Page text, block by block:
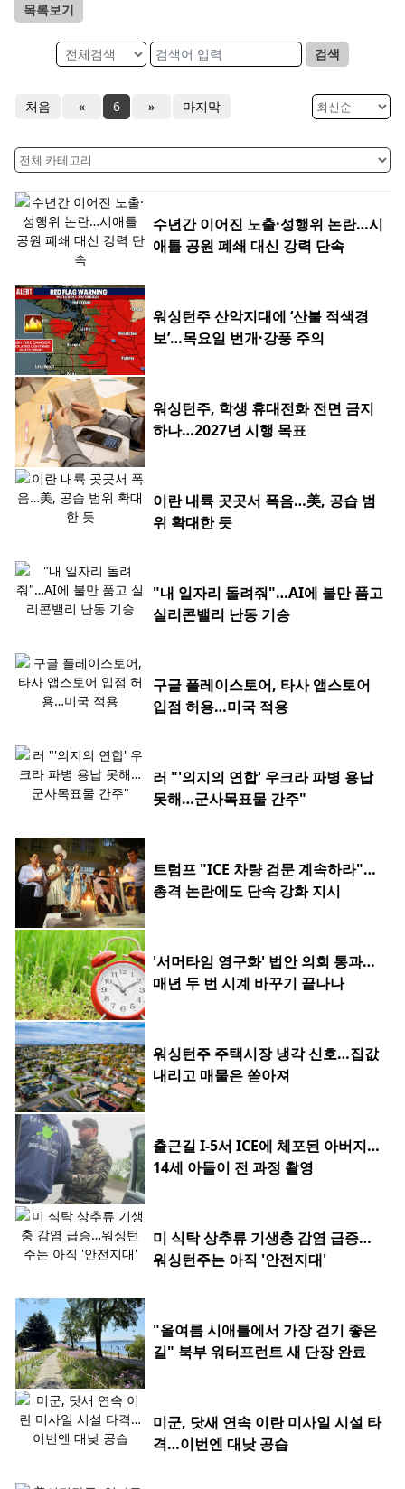
목록보기
검색
처음 « 6 » 마지막
수년간 이어진 노출·성행위 논란…시
애틀 공원 폐쇄 대신 강력 단속
워싱턴주 산악지대에 ‘산불 적색경
보’…목요일 번개·강풍 주의
워싱턴주, 학생 휴대전화 전면 금지
하나…2027년 시행 목표
이란 내륙 곳곳서 폭음…美, 공습 범
위 확대한 듯
"내 일자리 돌려줘"…AI에 불만 품고
실리콘밸리 난동 기승
구글 플레이스토어, 타사 앱스토어
입점 허용…미국 적용
러 "'의지의 연합' 우크라 파병 용납
못해…군사목표물 간주"
트럼프 "ICE 차량 검문 계속하라"…
총격 논란에도 단속 강화 지시
'서머타임 영구화' 법안 의회 통과…
매년 두 번 시계 바꾸기 끝나나
워싱턴주 주택시장 냉각 신호…집값
내리고 매물은 쏟아져
출근길 I-5서 ICE에 체포된 아버지…
14세 아들이 전 과정 촬영
미 식탁 상추류 기생충 감염 급증…
워싱턴주는 아직 '안전지대'
"올여름 시애틀에서 가장 걷기 좋은
길" 북부 워터프런트 새 단장 완료
미군, 닷새 연속 이란 미사일 시설 타
격…이번엔 대낮 공습